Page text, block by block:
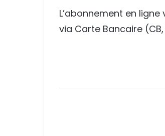
L’abonnement en
via Carte Bancaire